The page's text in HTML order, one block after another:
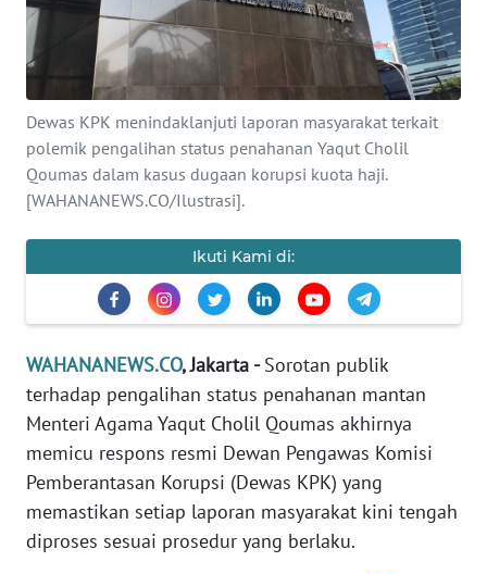
Dewas KPK menindaklanjuti laporan masyarakat terkait
polemik pengalihan status penahanan Yaqut Cholil
Qoumas dalam kasus dugaan korupsi kuota haji.
[WAHANANEWS.CO/Ilustrasi].
Ikuti Kami di:
WAHANANEWS.CO, Jakarta -Sorotan publik
terhadap pengalihan status penahanan mantan
Menteri Agama Yaqut Cholil Qoumas akhirnya
memicu respons resmi Dewan Pengawas Komisi
Pemberantasan Korupsi (Dewas KPK) yang
memastikan setiap laporan masyarakat kini tengah
diproses sesuai prosedur yang berlaku.
INTERNASIONAL
SERBA-SERBI
PENDIDIKAN
OLAHRAGA
EDITORIAL
Informasi
INDEKS
BERITA
KONTAK
KAMI